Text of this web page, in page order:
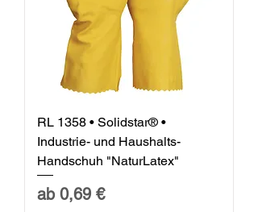
RL 1358 • Solidstar® •
Industrie- und Haushalts-
Handschuh "NaturLatex"
ab 0,69 €
Sale-Preis